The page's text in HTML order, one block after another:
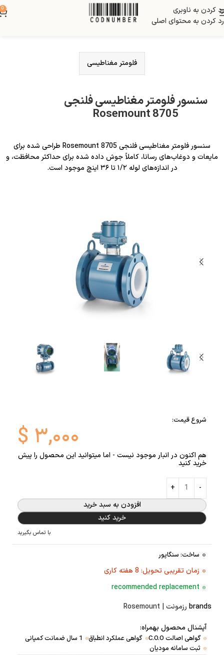
رد کردن به ناوبری
رد کردن به محتوای اصلی
0
فلومتر مغناطیسی
سنسور فلومتر مغناطیسی فلنجی
Rosemount 8705
سنسور فلومتر مغناطیسی فلنجی Rosemount 8705 طراحی شده برای
مایعات و دوغاب‌های رسانا، کاملاً جوش داده شده برای حداکثر محافظت، و
در اندازه‌های لوله ۱/۲ تا ۳۶ اینچ موجود است.
شروع قیمت:
$ ۳,۰۰۰
هم اکنون در انبار موجود نیست - اما میتوانید این محصول را پیش
خرید کنید
افزودن به سبد خرید
خرید کنید
با تماس بگیرید
ساخت: سنگاپور
زمان تقریبی تحویل: 8 هفته کاری
recommended replacement
brands رزمونت | Rosemount
آپشنال محصول بهمراه:
گواهی اصالت C.O.O گواهی عملکرد انطباق
1 سال ضمانت کمپانی
ثبت سامانه مودیان